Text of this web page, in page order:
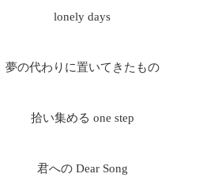
lonely days
夢の代わりに置いてきたもの
拾い集める one step
君への Dear Song